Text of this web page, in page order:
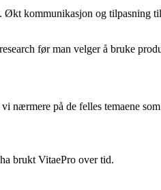
Økt kommunikasjon og tilpasning
før man velger å bruke
nærmere på de felles temaene
brukt VitaePro over tid.